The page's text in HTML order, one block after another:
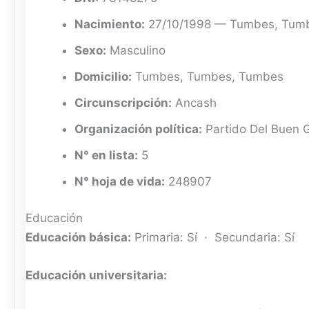
Nacimiento: 27/10/1998 — Tumbes,
Sexo: Masculino
Domicilio: Tumbes, Tumbes, Tumbes
Circunscripción: Ancash
Organización política: Partido Del Buen
N° en lista: 5
N° hoja de vida: 248907
Educación
Educación básica: Primaria: Sí · Secundaria: Sí
Educación universitaria: